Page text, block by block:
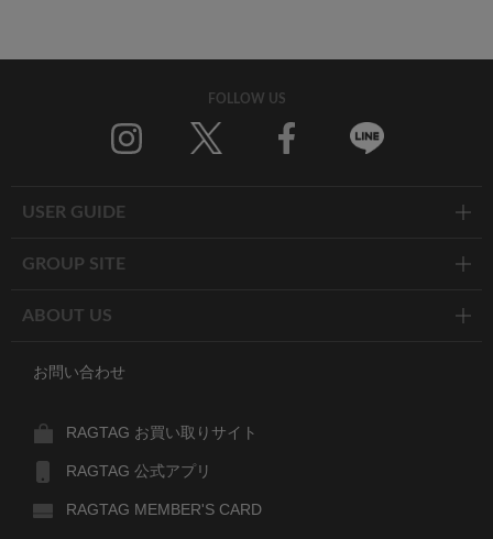
FOLLOW US
USER GUIDE
GROUP SITE
ABOUT US
お問い合わせ
RAGTAG お買い取りサイト
RAGTAG 公式アプリ
RAGTAG MEMBER'S CARD